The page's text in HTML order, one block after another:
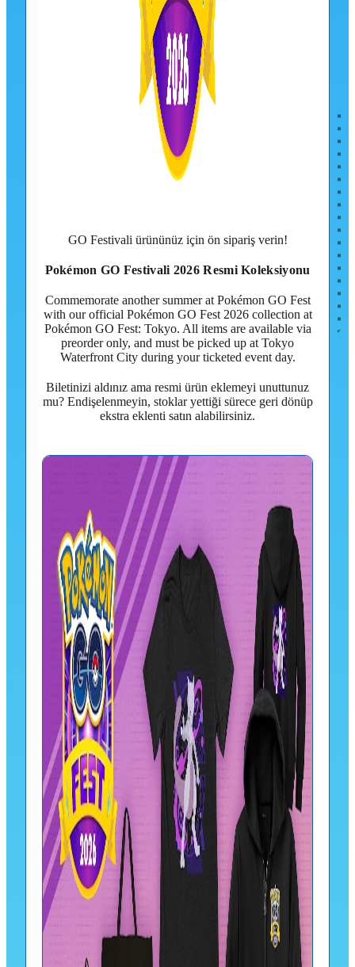
GO Festivali ürününüz için ön sipariş verin!
Pokémon GO Festivali 2026 Resmi Koleksiyonu
Commemorate another summer at Pokémon GO Fest
with our official Pokémon GO Fest 2026 collection at
Pokémon GO Fest: Tokyo. All items are available via
preorder only, and must be picked up at Tokyo
Waterfront City during your ticketed event day.
Biletinizi aldınız ama resmi ürün eklemeyi unuttunuz
mu? Endişelenmeyin, stoklar yettiği sürece geri dönüp
ekstra eklenti satın alabilirsiniz.